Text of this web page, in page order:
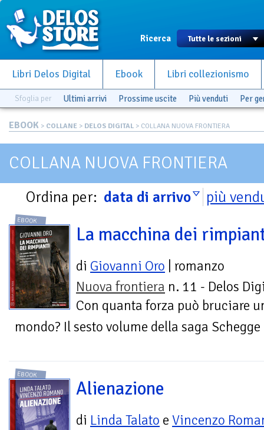
Ricerca
Libri Delos Digital Ebook Libri collezionismo
Sfoglia per Ultimi arrivi Prossime uscite Più venduti Per
EBOOK > COLLANE > DELOS DIGITAL > COLLANA NUOVA FRONTIERA
COLLANA NUOVA FRONTIERA
Ordina per: data di arrivo più
EBOOK
La macchina dei
di Giovanni Oro | romanzo
Nuova frontiera n. 11 - Delos
Con quanta forza può bruciare
mondo? Il sesto volume della saga
EBOOK
Alienazione
di Linda Talato e Vincenzo